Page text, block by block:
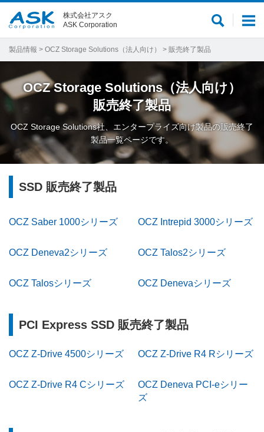
メ
ー
サ
内
検
索
株式会社アスク
ASK Corporation
製品情報 > OCZ Storage Solutions（法人向け） > 販売終了製品
OCZ Storage Solutions（法人向け）
販売終了製品
OCZ Storage Solutions社、エンタープライズ向け製品の販売終了
製品一覧ページです。
SSD 販売終了製品
OCZ Saber 1000シリーズ OCZ Intrepid 3000シリーズ
OCZ Deneva2シリーズ OCZ Talos2シリーズ
OCZ Talosシリーズ OCZ Denevaシリーズ
PCI Express SSD 販売終了製品
OCZ Z-Drive 4500シリーズ OCZ Z-Drive R4 Rシリーズ
OCZ Z-Drive R4 Cシリーズ
OCZ Deneva PCI-eシリー
ズ